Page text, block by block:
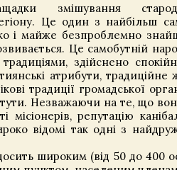
змішування
Це один з найбільш
і майже безпроблемно
Це самобутній
здійснено
атрибути, традиційне
традиції громадської
Незважаючи на те, що
місіонерів, репутацію
відомі так одні з
широким (від 50 до 400